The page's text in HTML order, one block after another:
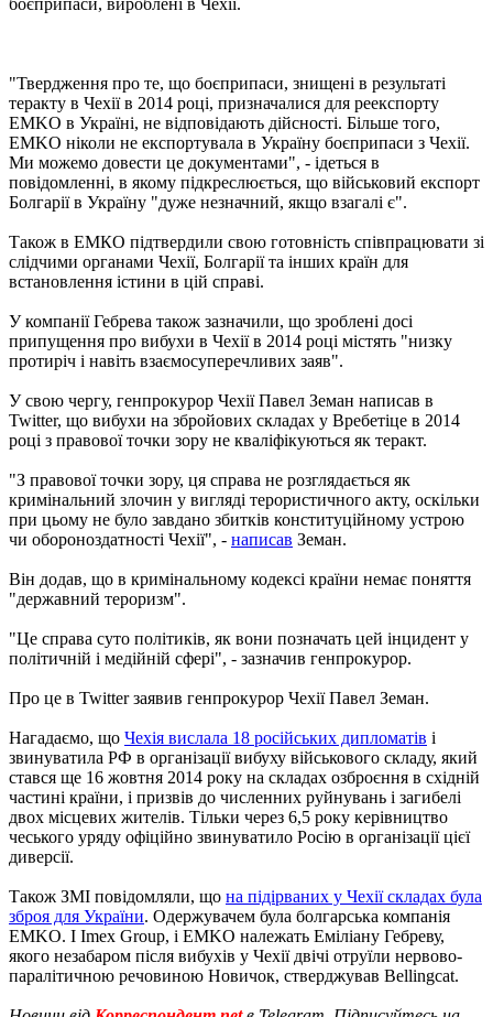
"Твердження про те, що боєприпаси, знищені в результаті
теракту в Чехії в 2014 році, призначалися для реекспорту
EMKO в Україні, не відповідають дійсності. Більше того,
EMKO ніколи не експортувала в Україну боєприпаси з Чехії.
Ми можемо довести це документами", - ідеться в
повідомленні, в якому підкреслюється, що військовий експорт
Болгарії в Україну "дуже незначний, якщо взагалі є".
Також в EMКO підтвердили свою готовність співпрацювати зі
слідчими органами Чехії, Болгарії та інших країн для
встановлення істини в цій справі.
У компанії Гебрева також зазначили, що зроблені досі
припущення про вибухи в Чехії в 2014 році містять "низку
протиріч і навіть взаємосуперечливих заяв".
У свою чергу, генпрокурор Чехії Павел Земан написав в
Twitter, що вибухи на збройових складах у Вребетіце в 2014
році з правової точки зору не кваліфікуються як теракт.
"З правової точки зору, ця справа не розглядається як
кримінальний злочин у вигляді терористичного акту, оскільки
при цьому не було завдано збитків конституційному устрою
чи обороноздатності Чехії", - написав Земан.
Він додав, що в кримінальному кодексі країни немає поняття
"державний тероризм".
"Це справа суто політиків, як вони позначать цей інцидент у
політичній і медійній сфері", - зазначив генпрокурор.
Про це в Twitter заявив генпрокурор Чехії Павел Земан.
Нагадаємо, що Чехія вислала 18 російських дипломатів і
звинуватила РФ в організації вибуху військового складу, який
стався ще 16 жовтня 2014 року на складах озброєння в східній
частині країни, і призвів до численних руйнувань і загибелі
двох місцевих жителів. Тільки через 6,5 року керівництво
чеського уряду офіційно звинуватило Росію в організації цієї
диверсії.
Також ЗМІ повідомляли, що на підірваних у Чехії складах була
зброя для України. Одержувачем була болгарська компанія
EMKO. І Imex Group, і EMKO належать Еміліану Гебреву,
якого незабаром після вибухів у Чехії двічі отруїли нервово-
паралітичною речовиною Новичок, стверджував Bellingcat.